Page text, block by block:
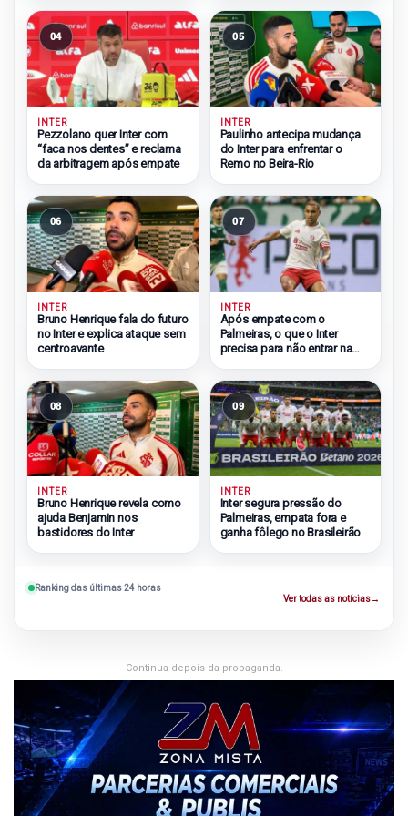
04
INTER
Pezzolano quer Inter com
“faca nos dentes” e reclama
da arbitragem após empate
05
INTER
Paulinho antecipa mudança
do Inter para enfrentar o
Remo no Beira-Rio
06
INTER
Bruno Henrique fala do futuro
no Inter e explica ataque sem
centroavante
07
INTER
Após empate com o
Palmeiras, o que o Inter
precisa para não entrar na
08
INTER
Bruno Henrique revela como
ajuda Benjamin nos
bastidores do Inter
09
INTER
Inter segura pressão do
Palmeiras, empata fora e
ganha fôlego no Brasileirão
Ranking das últimas 24 horas
Ver todas as notícias→
Continua depois da propaganda.